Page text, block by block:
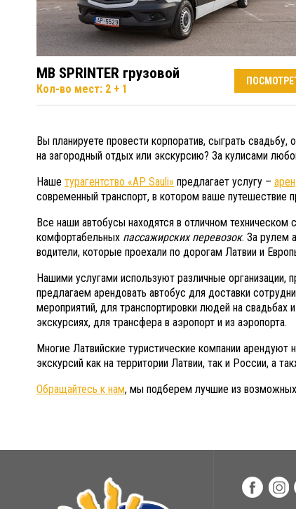
MB SPRINTER грузовой
Кол-во мест: 2 + 1
Вы планируете провести корпоратив, сыграть
на загородный отдых или экскурсию? За кулисами
Наше турагентство «AP Sauli» предлагает услугу –
современный транспорт, в котором ваше путешествие
Все наши автобусы находятся в отличном
комфортабельных пассажирских перевозок. За рулем
водители, которые проехали по дорогам Латвии и
Нашими услугами используют различные
предлагаем арендовать автобус для доставки
мероприятий, для транспортировки людей на свадьбах
экскурсиях, для трансфера в аэропорт и из аэропорта.
Многие Латвийские туристические компании
экскурсий как на территории Латвии, так и России, а
Обращайтесь к нам, мы подберем лучшие из возможных